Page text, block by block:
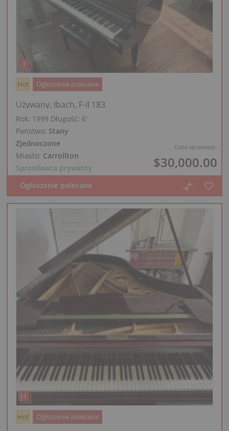
Cena sprzedaży:
$30,000.00
Hot Ogłoszenie polecane
Używany, Ibach, F-II 183
Rok: 1999 Długość: 6′
Państwo: Stany
Zjednoczone
Miasto: Carrollton
Sprzedawca prywatny
Hot Ogłoszenie polecane